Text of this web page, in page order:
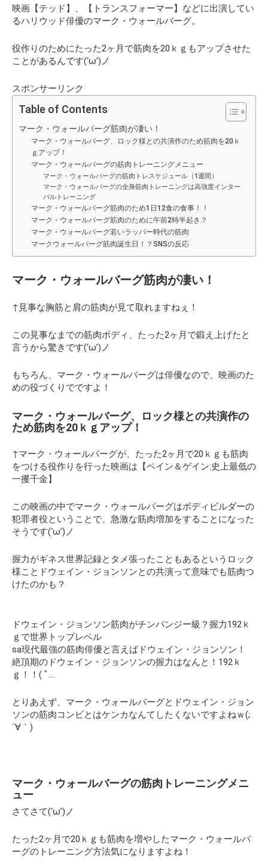
映画【テッド】、【トランスフォーマー】などに出演してい
るハリウッド俳優のマーク・ウォールバーグ。
役作りのためにたった2ヶ月で筋肉を20ｋｇもアップさせた
ことがあるんです(‘ω’)ノ
スポンサーリンク
Table of Contents
マーク・ウォールバーグ筋肉が凄い！
マーク・ウォールバーグ、ロック様との共演作のため筋肉を20ｋ
ｇアップ！
マーク・ウォールバーグの筋肉トレーニングメニュー
マーク・ウォールバーグの筋肉トレスケジュール（1週間）
マーク・ウォールバーグの全身筋肉トレーニングは高強度インター
バルトレーニング
マーク・ウォールバーグ筋肉のため1日12食の食事！！
マーク・ウォールバーグ筋肉のために午前2時半起き？
マーク・ウォールバーグ若いラッパー時代の筋肉
マークウォールバーグ筋肉誕生日！？SNSの反応
マーク・ウォールバーグ筋肉が凄い！
↑見事な胸筋と肩の筋肉が見て取れますねぇ！
この見事なまでの筋肉ボディ、たった2ヶ月で鍛え上げたと
言うから驚きです(‘ω’)ノ
もちろん、マーク・ウォールバーグは俳優なので、映画のた
めの役づくりでですよ！
マーク・ウォールバーグ、ロック様との共演作の
ため筋肉を20ｋｇアップ！
↑マーク・ウォールバーグが、たった2ヶ月で20ｋｇも筋肉
をつける役作りを行った映画は 【ペイン＆ゲイン:史上最低の
一攫千金】
この映画の中でマーク・ウォールバーグはボディビルダーの
犯罪者役ということで、急激な筋肉増加をすることになった
そうです(‘ω’)ノ
握力がギネス世界記録とタメ張ったこともあるというロック
様ことドウェイン・ジョンソンとの共演って意味でも筋肉つ
けたのかも？
ドウェイン・ジョンソン筋肉がチンパンジー級？握力192ｋ
ｇで世界トップレベル
sa現代最強の筋肉俳優と言えばドウェイン・ジョンソン！
絶頂期のドウェイン・ジョンソンの握力はなんと！192ｋ
ｇ！！( ﾟ…
とりあえず、マーク・ウォールバーグとドウェイン・ジョン
ソンの筋肉コンビとはケンカなんてしたくないですよねｗ(;
´∀｀)
マーク・ウォールバーグの筋肉トレーニングメニ
ュー
さてさて(‘ω’)ノ
たった2ヶ月で20ｋｇも筋肉を増やしたマーク・ウォールバ
ーグのトレーニング方法気になりますよね！